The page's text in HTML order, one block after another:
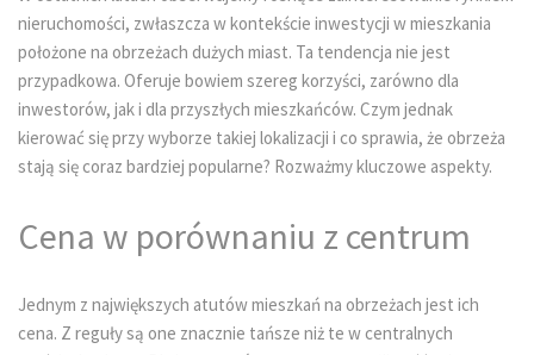
nieruchomości, zwłaszcza w kontekście inwestycji w mieszkania
położone na obrzeżach dużych miast. Ta tendencja nie jest
przypadkowa. Oferuje bowiem szereg korzyści, zarówno dla
inwestorów, jak i dla przyszłych mieszkańców. Czym jednak
kierować się przy wyborze takiej lokalizacji i co sprawia, że obrzeża
stają się coraz bardziej popularne? Rozważmy kluczowe aspekty.
Cena w porównaniu z centrum
Jednym z największych atutów mieszkań na obrzeżach jest ich
cena. Z reguły są one znacznie tańsze niż te w centralnych